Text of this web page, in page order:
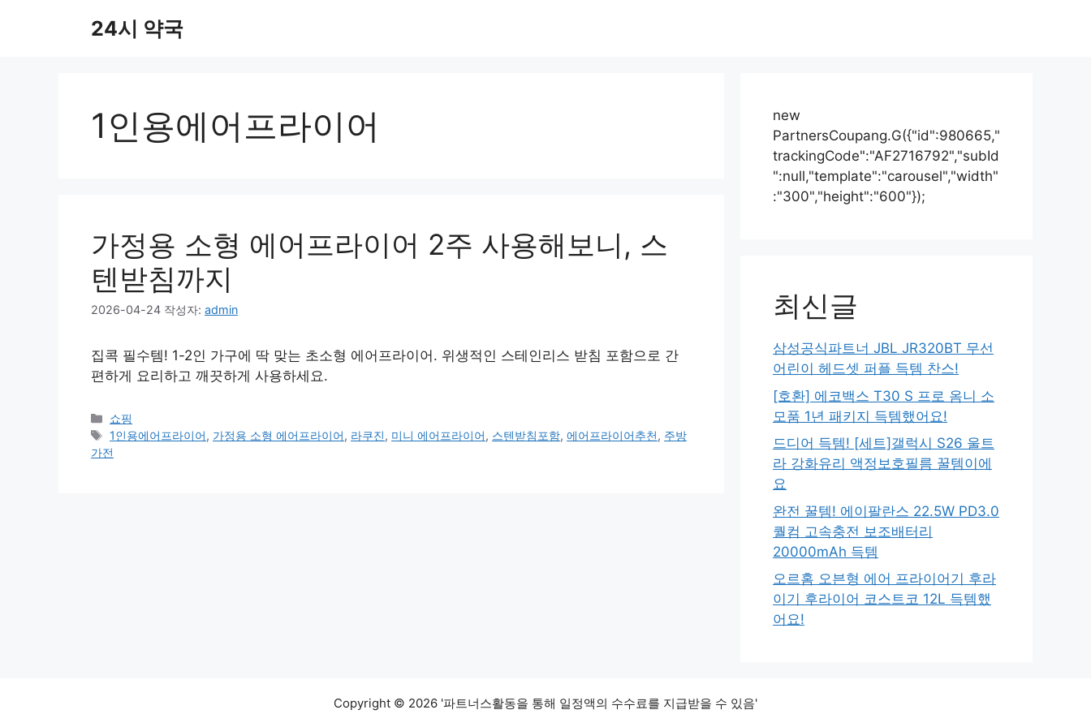
24시 약국
1인용에어프라이어
가정용 소형 에어프라이어 2주 사용해보니, 스
텐받침까지
2026-04-24 작성자: admin
집콕 필수템! 1-2인 가구에 딱 맞는 초소형 에어프라이어. 위생적인 스테인리스 받침 포함으로 간
편하게 요리하고 깨끗하게 사용하세요.
카
테
고
쇼핑
태
그
1인용에어프라이어, 가정용 소형 에어프라이어, 라쿠진, 미니 에어프라이어, 스텐받침포함,에어프라이어추천, 주방
가전
new
PartnersCoupang.G({"id":980665,"
trackingCode":"AF2716792","subId
":null,"template":"carousel","width"
:"300","height":"600"});
최신글
삼성공식파트너 JBL JR320BT 무선
어린이 헤드셋 퍼플 득템 찬스!
[호환] 에코백스 T30 S 프로 옴니 소
모품 1년 패키지 득템했어요!
드디어 득템! [세트]갤럭시 S26 울트
라 강화유리 액정보호필름 꿀템이에
요
완전 꿀템! 에이팔란스 22.5W PD3.0
퀄컴 고속충전 보조배터리
20000mAh 득템
오르홈 오븐형 에어 프라이어기 후라
이기 후라이어 코스트코 12L 득템했
어요!
Copyright © 2026 '파트너스활동을 통해 일정액의 수수료를 지급받을 수 있음'